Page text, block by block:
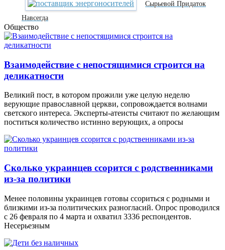
Сырьевой Придаток
Навсегда
Общество
Взаимодействие с непостящимися строится на
деликатности
Великий пост, в котором прожили уже целую неделю
верующие православной церкви, сопровождается волнами
светского интереса. Эксперты-атеисты считают по желающим
поститься количество истинно верующих, а опросы
Сколько украинцев ссорится с родственниками
из-за политики
Менее половины украинцев готовы ссориться с родными и
близкими из-за политических разногласий. Опрос проводился
с 26 февраля по 4 марта и охватил 3336 респондентов.
Несерьезным